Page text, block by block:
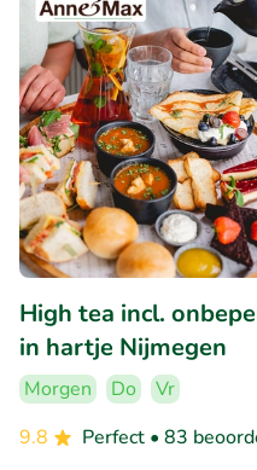
High tea incl.
in hartje Nijmegen
Morgen Do
Vr
9.8
Perfect • 83